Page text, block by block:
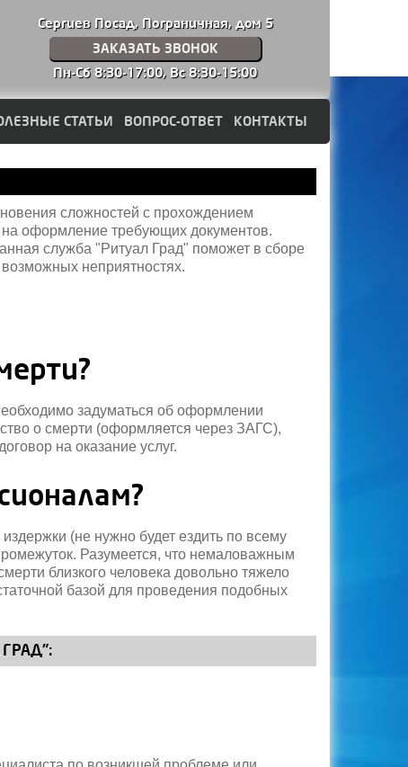
Сергиев Посад, Пограничная, дом 5
ЗАКАЗАТЬ ЗВОНОК
Пн-Сб 8:30-17:00, Вс 8:30-15:00
СТАТЬИ ВОПРОС-ОТВЕТ КОНТАКТЫ
сложностей с прохождением
на оформление требующих документов.
служба "Ритуал Град" поможет в сборе
неприятностях.
задуматься об оформлении
о смерти (оформляется через ЗАГС),
на оказание услуг.
(не нужно будет ездить по всему
Разумеется, что немаловажным
близкого человека довольно тяжело
базой для проведения подобных